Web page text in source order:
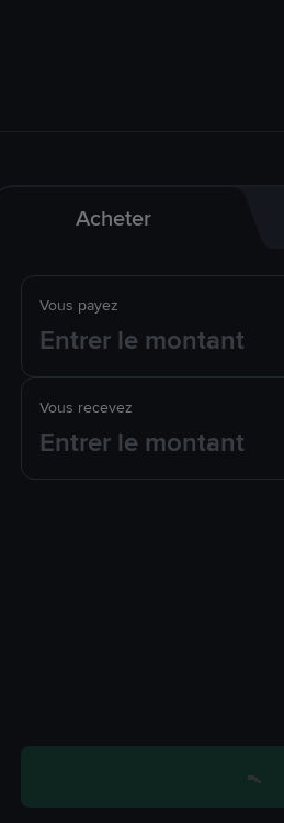
Acheter
Vous payez
Vous recevez